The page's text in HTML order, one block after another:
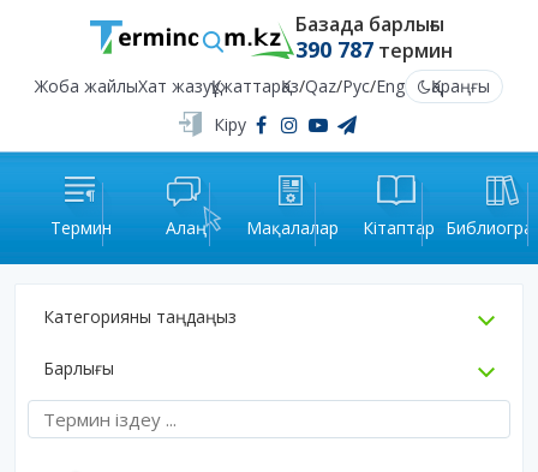
Базада барлығы
390 787термин
Жоба жайлыХат жазуҚұжаттарҚаз/Qaz/Рус/Eng
Қараңғы
Кіру
Термин Алаң Мақалалар Кітаптар
Категорияны таңдаңыз
Барлығы